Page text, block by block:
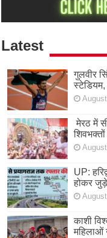
Latest
गुलवीर
मेरठ में
UP:
होकर
काशी
महिलाओं